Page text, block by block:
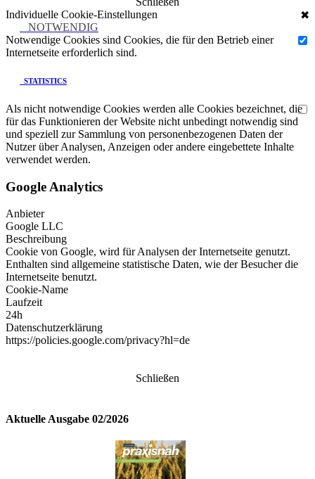
Individuelle Cookie-Einstellungen
✖
NOTWENDIG
Notwendige Cookies sind Cookies, die für den Betrieb einer
Internetseite erforderlich sind.
STATISTICS
Als nicht notwendige Cookies werden alle Cookies bezeichnet, die
für das Funktionieren der Website nicht unbedingt notwendig sind
und speziell zur Sammlung von personenbezogenen Daten der
Nutzer über Analysen, Anzeigen oder andere eingebettete Inhalte
verwendet werden.
Google Analytics
Anbieter
Google LLC
Beschreibung
Cookie von Google, wird für Analysen der Internetseite genutzt.
Enthalten sind allgemeine statistische Daten, wie der Besucher die
Internetseite benutzt.
Cookie-Name
Laufzeit
24h
Datenschutzerklärung
https://policies.google.com/privacy?hl=de
Schließen
Aktuelle Ausgabe 02/2026